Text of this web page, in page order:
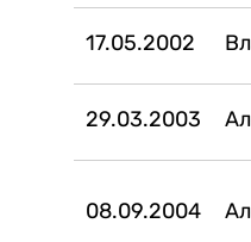
17.05.2002
29.03.2003
08.09.2004